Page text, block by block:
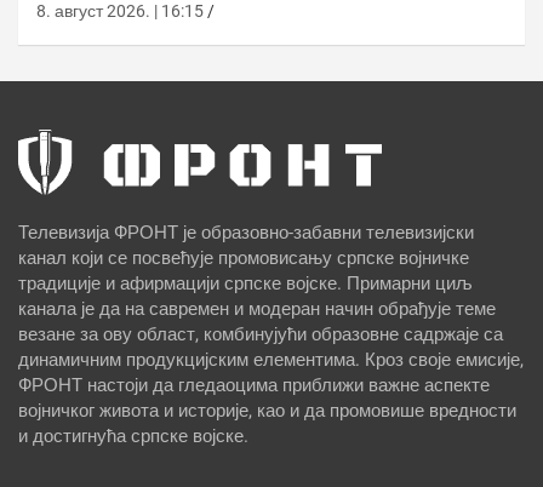
8. август 2026. | 16:15
Телевизија ФРОНТ је образовно-забавни телевизијски
канал који се посвећује промовисању српске војничке
традиције и афирмацији српске војске. Примарни циљ
канала је да на савремен и модеран начин обрађује теме
везане за ову област, комбинујући образовне садржаје са
динамичним продукцијским елементима. Кроз своје емисије,
ФРОНТ настоји да гледаоцима приближи важне аспекте
војничког живота и историје, као и да промовише вредности
и достигнућа српске војске.